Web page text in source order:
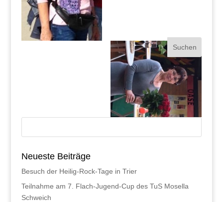
Neueste Beiträge
Besuch der Heilig-Rock-Tage in Trier
Teilnahme am 7. Flach-Jugend-Cup des TuS Mosella
Schweich